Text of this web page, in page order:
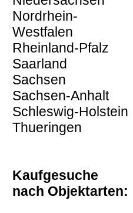
Nordrhein-
Westfalen
Rheinland-Pfalz
Saarland
Sachsen
Sachsen-Anhalt
Schleswig-Holstein
Thueringen
Kaufgesuche
nach Objektarten: